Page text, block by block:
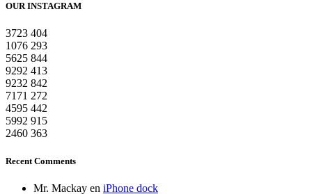
OUR INSTAGRAM
3723 404
1076 293
5625 844
9292 413
9232 842
7171 272
4595 442
5992 915
2460 363
Recent Comments
Mr. Mackay en iPhone dock